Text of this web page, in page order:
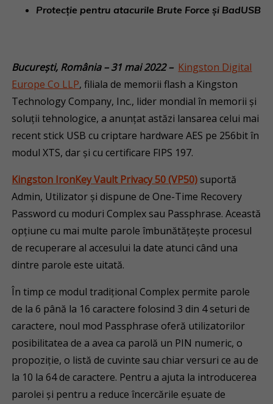
Protecție pentru atacurile Brute Force și BadUSB
București, România – 31 mai 2022 – Kingston Digital
Europe Co LLP, filiala de memorii flash a Kingston
Technology Company, Inc., lider mondial în memorii și
soluții tehnologice, a anunțat astăzi lansarea celui mai
recent stick USB cu criptare hardware AES pe 256bit în
modul XTS, dar și cu certificare FIPS 197.
Kingston IronKey Vault Privacy 50 (VP50) suportă
Admin, Utilizator și dispune de One-Time Recovery
Password cu moduri Complex sau Passphrase. Această
opțiune cu mai multe parole îmbunătățește procesul
de recuperare al accesului la date atunci când una
dintre parole este uitată.
În timp ce modul tradițional Complex permite parole
de la 6 până la 16 caractere folosind 3 din 4 seturi de
caractere, noul mod Passphrase oferă utilizatorilor
posibilitatea de a avea ca parolă un PIN numeric, o
propoziție, o listă de cuvinte sau chiar versuri ce au de
la 10 la 64 de caractere. Pentru a ajuta la introducerea
parolei şi pentru a reduce încercările eșuate de